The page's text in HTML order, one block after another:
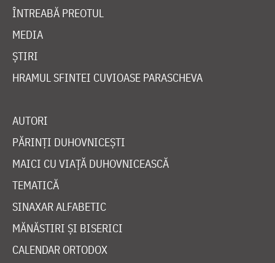
ÎNTREABĂ PREOTUL
MEDIA
ȘTIRI
HRAMUL SFINTEI CUVIOASE PARASCHEVA
AUTORI
PĂRINȚI DUHOVNICEȘTI
MAICI CU VIAȚĂ DUHOVNICEASCĂ
TEMATICĂ
SINAXAR ALFABETIC
MĂNĂSTIRI ȘI BISERICI
CALENDAR ORTODOX